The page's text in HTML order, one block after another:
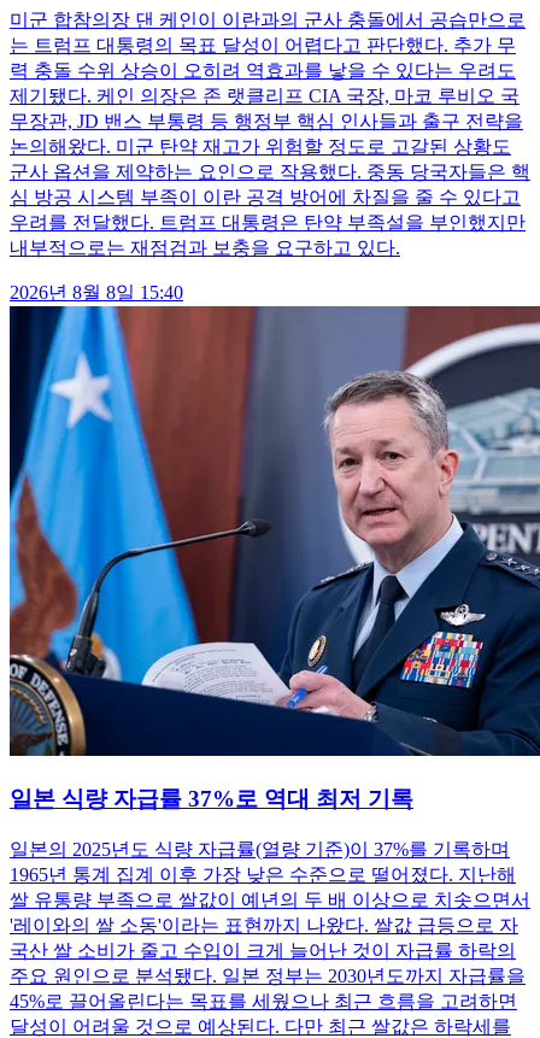
미군 합참의장 댄 케인이 이란과의 군사 충돌에서 공습만으로
는 트럼프 대통령의 목표 달성이 어렵다고 판단했다. 추가 무
력 충돌 수위 상승이 오히려 역효과를 낳을 수 있다는 우려도
제기됐다. 케인 의장은 존 랫클리프 CIA 국장, 마코 루비오 국
무장관, JD 밴스 부통령 등 행정부 핵심 인사들과 출구 전략을
논의해왔다. 미군 탄약 재고가 위험할 정도로 고갈된 상황도
군사 옵션을 제약하는 요인으로 작용했다. 중동 당국자들은 핵
심 방공 시스템 부족이 이란 공격 방어에 차질을 줄 수 있다고
우려를 전달했다. 트럼프 대통령은 탄약 부족설을 부인했지만
내부적으로는 재점검과 보충을 요구하고 있다.
2026년 8월 8일 15:40
일본 식량 자급률 37%로 역대 최저 기록
일본의 2025년도 식량 자급률(열량 기준)이 37%를 기록하며
1965년 통계 집계 이후 가장 낮은 수준으로 떨어졌다. 지난해
쌀 유통량 부족으로 쌀값이 예년의 두 배 이상으로 치솟으면서
'레이와의 쌀 소동'이라는 표현까지 나왔다. 쌀값 급등으로 자
국산 쌀 소비가 줄고 수입이 크게 늘어난 것이 자급률 하락의
주요 원인으로 분석됐다. 일본 정부는 2030년도까지 자급률을
45%로 끌어올린다는 목표를 세웠으나 최근 흐름을 고려하면
달성이 어려울 것으로 예상된다. 다만 최근 쌀값은 하락세를